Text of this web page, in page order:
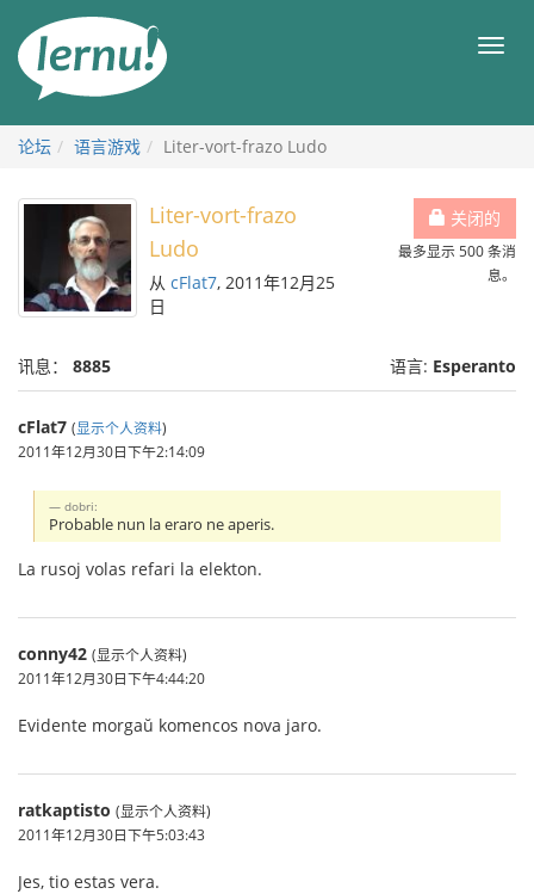
目
论坛 语言游戏 Liter-vort-frazo Ludo
关闭的
最多显示 500 条消
息。
Liter-vort-frazo
Ludo
从 cFlat7, 2011年12月25
日
讯息： 8885 语言: Esperanto
cFlat7 (显示个人资料)
2011年12月30日下午2:14:09
dobri:
Probable nun la eraro ne aperis.
La rusoj volas refari la elekton.
conny42 (显示个人资料)
2011年12月30日下午4:44:20
Evidente morgaŭ komencos nova jaro.
ratkaptisto (显示个人资料)
2011年12月30日下午5:03:43
Jes, tio estas vera.